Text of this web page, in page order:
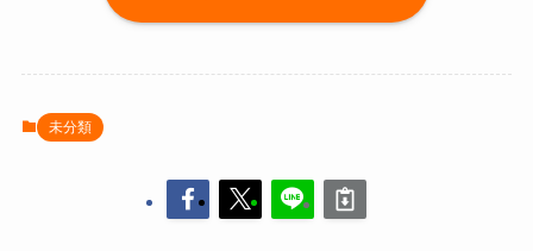
未分類